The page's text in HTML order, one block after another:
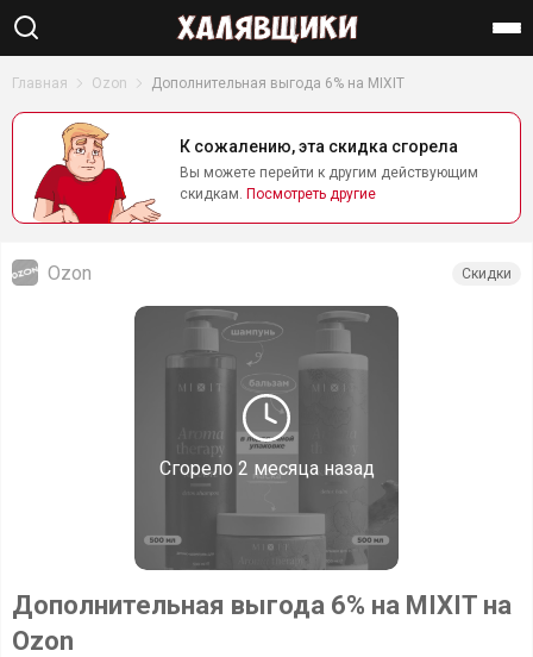
Главная Ozon Дополнительная выгода 6% на MIXIT
К сожалению, эта скидка сгорела
Вы можете перейти к другим действующим
скидкам. Посмотреть другие
Сгорело 2 месяца назад
Ozon Скидки
Дополнительная выгода 6% на MIXIT на
Ozon